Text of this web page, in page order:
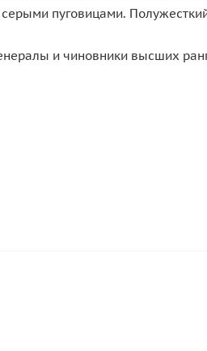
пуговицами.
и чиновники высших